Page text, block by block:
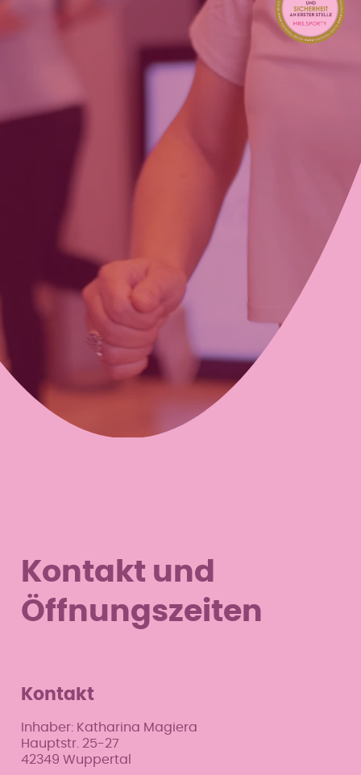
Kontakt und
Öffnungszeiten
Kontakt
Inhaber: Katharina Magiera
Hauptstr. 25-27
42349 Wuppertal